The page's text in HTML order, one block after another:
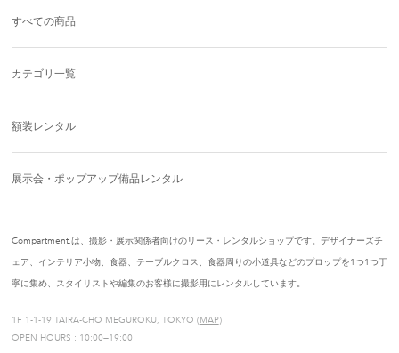
すべての商品
カテゴリ一覧
額装レンタル
展示会・ポップアップ備品レンタル
Compartment.は、撮影・展示関係者向けのリース・レンタルショップです。デザイナーズチ
ェア、インテリア小物、食器、テーブルクロス、食器周りの小道具などのプロップを1つ1つ丁
寧に集め、スタイリストや編集のお客様に撮影用にレンタルしています。
1F 1-1-19 TAIRA-CHO MEGUROKU, TOKYO (MAP)
OPEN HOURS : 10:00—19:00